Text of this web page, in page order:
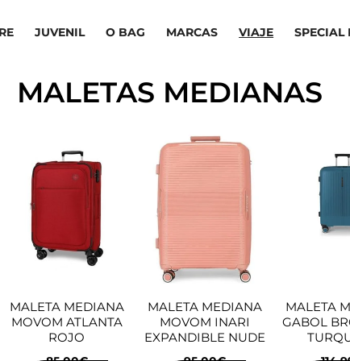
JUVENIL O BAG MARCAS VIAJE SPECIAL
MALETAS MEDIANAS
MALETA MEDIANA
MOVOM ATLANTA
ROJO
MALETA MEDIANA
MOVOM INARI
EXPANDIBLE NUDE
MALETA
GABOL